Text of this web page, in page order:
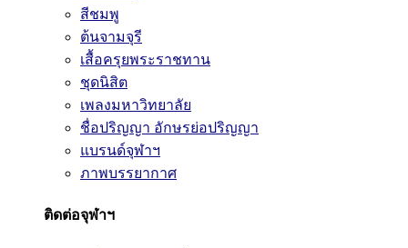
สีชมพู
ต้นจามจุรี
เสื้อครุยพระราชทาน
ชุดนิสิต
เพลงมหาวิทยาลัย
ชื่อปริญญา อักษรย่อปริญญา
แบรนด์จุฬาฯ
ภาพบรรยากาศ
ติดต่อจุฬาฯ